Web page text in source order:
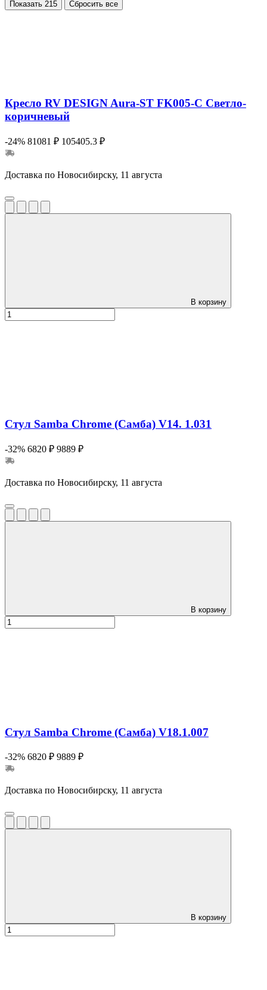
Показать 215 Сбросить все
Кресло RV DESIGN Aura-ST FK005-C Светло-
коричневый
-24% 81081 ₽ 105405.3 ₽
Доставка по Новосибирску, 11 августа
В корзину
Стул Samba Chrome (Самба) V14. 1.031
-32% 6820 ₽ 9889 ₽
Доставка по Новосибирску, 11 августа
В корзину
Стул Samba Chrome (Самба) V18.1.007
-32% 6820 ₽ 9889 ₽
Доставка по Новосибирску, 11 августа
В корзину